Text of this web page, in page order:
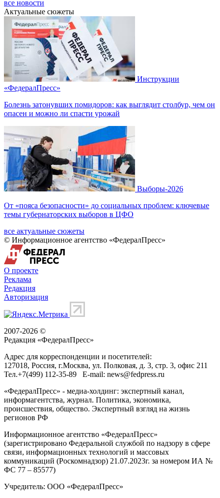
все новости
Актуальные сюжеты
Инструкции
«ФедералПресс»
Болезнь затонувших помидоров: как выглядит столбур, чем он
опасен и можно ли спасти урожай
Выборы-2026
От «пояса безопасности» до социальных проблем: ключевые
темы губернаторских выборов в ЦФО
все актуальные сюжеты
© Информационное агентство «ФедералПресс»
О проекте
Реклама
Редакция
Авторизация
2007-2026 ©
Редакция «ФедералПресс»
Адрес для корреспонденции и посетителей:
127018, Россия, г.Москва, ул. Полковая, д. 3, стр. 3, офис 211
Тел.+7(499) 112-35-89 E-mail: news@fedpress.ru
«ФедералПресс» - медиа-холдинг: экспертный канал,
информагентства, журнал. Политика, экономика,
происшествия, общество. Экспертный взгляд на жизнь
регионов РФ
Информационное агентство «ФедералПресс»
(зарегистрировано Федеральной службой по надзору в сфере
связи, информационных технологий и массовых
коммуникаций (Роскомнадзор) 21.07.2023г. за номером ИА №
ФС 77 – 85577)
Учредитель: ООО «ФедералПресс»